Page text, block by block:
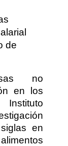
de
no
en los
en